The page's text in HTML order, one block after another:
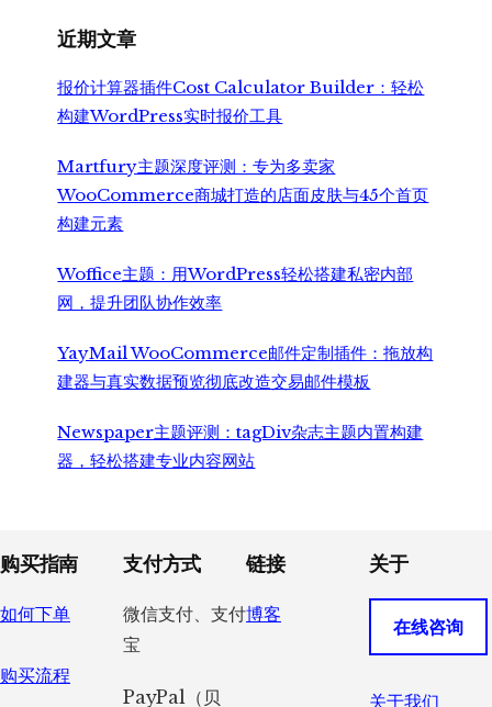
近期文章
报价计算器插件Cost Calculator Builder：轻松
构建WordPress实时报价工具
Martfury主题深度评测：专为多卖家
WooCommerce商城打造的店面皮肤与45个首页
构建元素
Woffice主题：用WordPress轻松搭建私密内部
网，提升团队协作效率
YayMail WooCommerce邮件定制插件：拖放构
建器与真实数据预览彻底改造交易邮件模板
Newspaper主题评测：tagDiv杂志主题内置构建
器，轻松搭建专业内容网站
Footer
购买指南
如何下单
购买流程
支付方式
微信支付、支付
宝
PayPal（贝
链接
博客
关于
在线咨询
关于我们